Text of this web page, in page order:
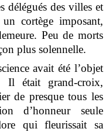
délégués des villes et
cortège imposant,
Peu de morts
plus solennelle.
avait été l’objet
Il était grand-croix,
de presque tous les
d’honneur seule
qui fleurissait sa